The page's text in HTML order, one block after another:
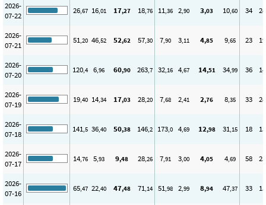
2026-
07-22
26,67 16,01 17,27 18,76 11,36 2,90 3,03 10,60 34 24
2026-
07-21
51,20 46,52 52,62 57,30 7,90 3,11 4,85 9,65 23 19
2026-
07-20
120,4 6,96 60,90 263,7 32,16 4,67 14,51 34,99 36 14
2026-
07-19
19,40 14,34 17,03 28,20 7,68 2,41 2,76 8,35 33 24
2026-
07-18
141,5 36,40 50,38 146,2 173,0 4,69 12,98 31,15 18 15
2026-
07-17
14,76 5,93 9,48 28,26 7,91 3,00 4,05 4,69 58 25
2026-
07-16
65,47 22,40 47,48 71,14 51,98 2,99 8,94 47,37 33 15